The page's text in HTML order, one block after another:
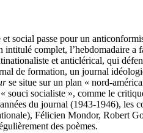
social passe pour un
complet, l’hebdomadaire a
et anticlérical, qui
de formation, un journal
se situe sur un plan « nord-
souci socialiste », comme le
du journal (1943-1946), les
Félicien Mondor, Robert
des poèmes.